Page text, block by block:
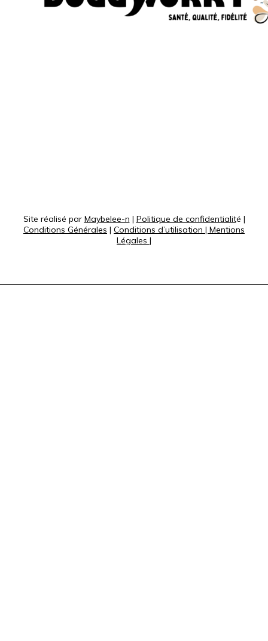
Site réalisé par Maybelee-n | Politique de confidentialité |
Conditions Générales | Conditions d’utilisation | Mentions
Légales |